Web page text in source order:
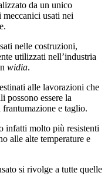
da un unico
usati nei
nelle costruzioni,
utilizzati nell’industria
widia.
alle lavorazioni che
possono essere la
e taglio.
infatti molto più resistenti
alle alte temperature e
si rivolge a tutte quelle